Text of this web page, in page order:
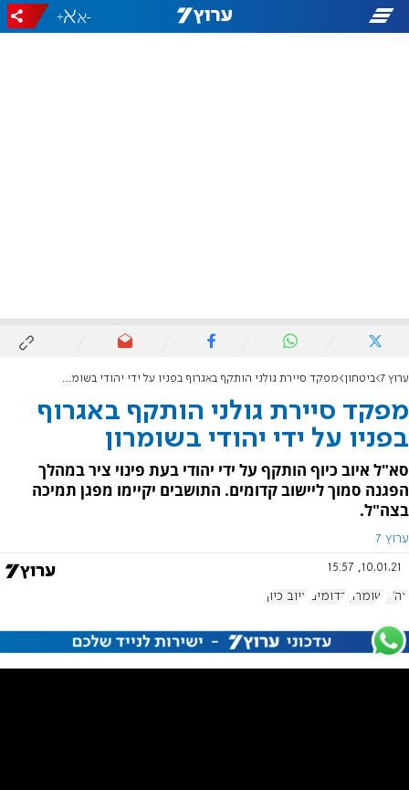
-
+
ערוץ 7 ביטחון מפקד סיירת גולני הותקף באגרוף בפניו על ידי יהודי בשומרון
מפקד סיירת גולני הותקף באגרוף
בפניו על ידי יהודי בשומרון
סא"ל איוב כיוף הותקף על ידי יהודי בעת פינוי ציר במהלך
הפגנה סמוך ליישוב קדומים. התושבים יקיימו מפגן תמיכה
בצה"ל.
ערוץ 7
10.01.21, 15:57
צה"ל שומרון קדומים איוב כיוף